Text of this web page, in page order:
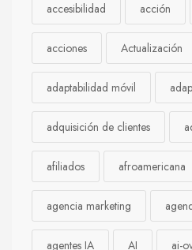
accesibilidad acción
acciones Actualización
adaptabilidad móvil
adquisición de clientes
afiliados afroamericana
agencia marketing
agentes IA AI ai-